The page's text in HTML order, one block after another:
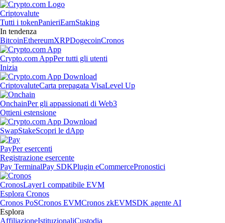
Criptovalute
Tutti i tokenPanieriEarnStaking
In tendenza
BitcoinEthereumXRPDogecoinCronos
Crypto.com AppPer tutti gli utenti
Inizia
CriptovaluteCarta prepagata VisaLevel Up
OnchainPer gli appassionati di Web3
Ottieni estensione
SwapStakeScopri le dApp
PayPer esercenti
Registrazione esercente
Pay TerminalPay SDKPlugin eCommercePronostici
CronosLayer1 compatibile EVM
Esplora Cronos
Cronos PoSCronos EVMCronos zkEVMSDK agente AI
Esplora
AffiliazioneIstituzionaliCustodia